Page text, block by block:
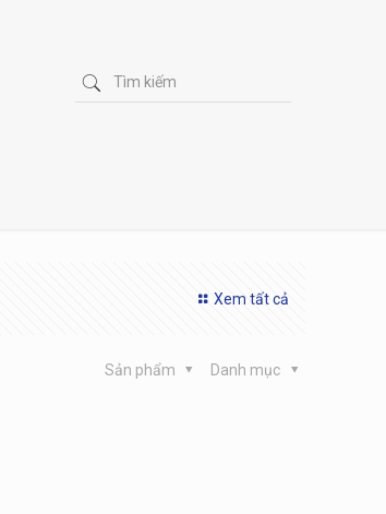
Xem tất cả
Danh mục
Sản phẩm